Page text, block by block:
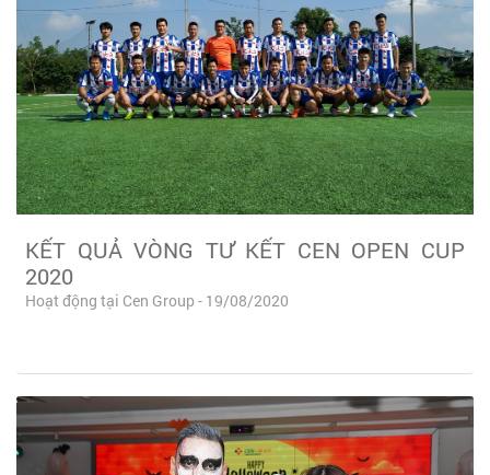
KẾT QUẢ VÒNG TƯ KẾT CEN OPEN CUP
2020
Hoạt động tại Cen Group - 19/08/2020